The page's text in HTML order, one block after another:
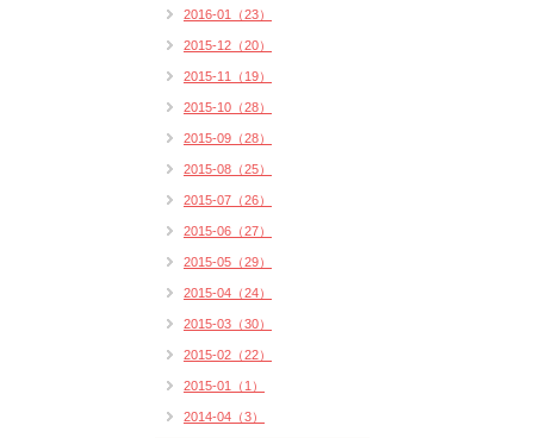
2016-01（23）
2015-12（20）
2015-11（19）
2015-10（28）
2015-09（28）
2015-08（25）
2015-07（26）
2015-06（27）
2015-05（29）
2015-04（24）
2015-03（30）
2015-02（22）
2015-01（1）
2014-04（3）